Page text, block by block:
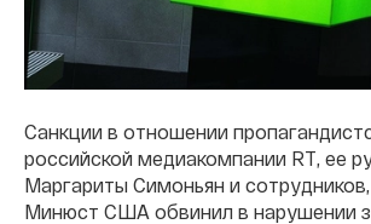
Санкции в отношении
российской медиакомпании RT, ее
Маргариты Симоньян и
Минюст США обвинил в нарушении